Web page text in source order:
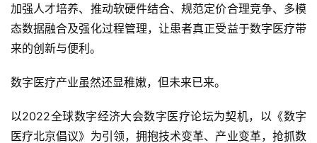
加强人才培养、推动软硬件结合、规范定价合理竞争、多模
态数据融合及强化过程管理，让患者真正受益于数字医疗带
来的创新与便利。
数字医疗产业虽然还显稚嫩，但未来已来。
以2022全球数字经济大会数字医疗论坛为契机，以《数字
医疗北京倡议》为引领，拥抱技术变革、产业变革，抢抓数